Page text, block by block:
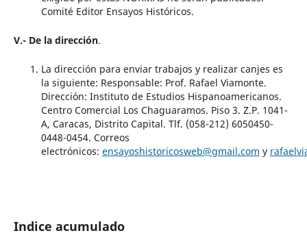
Comité Editor Ensayos Históricos.
V.- De la dirección.
La dirección para enviar trabajos y realizar canjes es
la siguiente: Responsable: Prof. Rafael Viamonte.
Dirección: Instituto de Estudios Hispanoamericanos.
Centro Comercial Los Chaguaramos. Piso 3. Z.P. 1041-
A, Caracas, Distrito Capital. Tlf. (058-212) 6050450-
0448-0454. Correos
electrónicos: ensayoshistoricosweb@gmail.com y
Indice acumulado